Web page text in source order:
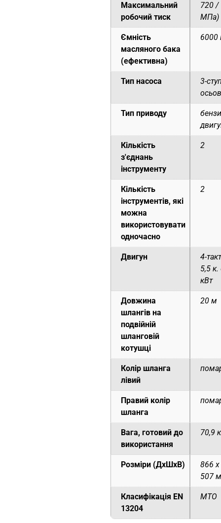
Максимальний
робочий тиск
720 /
МПа)
Ємність
масляного бака
(ефективна)
6000
Тип насоса
3-
Тип приводу
Кількість
з'єднань
інструменту
2
Кількість
інструментів, які
можна
використовувати
одночасно
2
Двигун
4-
5,5 к.
кВт
Довжина
шлангів на
подвійній
шланговій
котушці
20 м
Колір шланга
лівий
Правий колір
шланга
Вага, готовий до
використання
70,9
Розміри (ДxШxВ)
866
507
Класифікація EN
13204
MTO